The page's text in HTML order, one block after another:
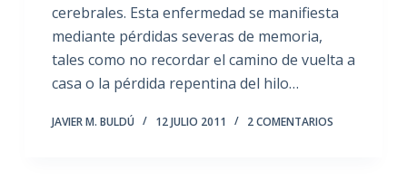
cerebrales. Esta enfermedad se manifiesta
mediante pérdidas severas de memoria,
tales como no recordar el camino de vuelta a
casa o la pérdida repentina del hilo…
JAVIER M. BULDÚ 12 JULIO 2011 2 COMENTARIOS